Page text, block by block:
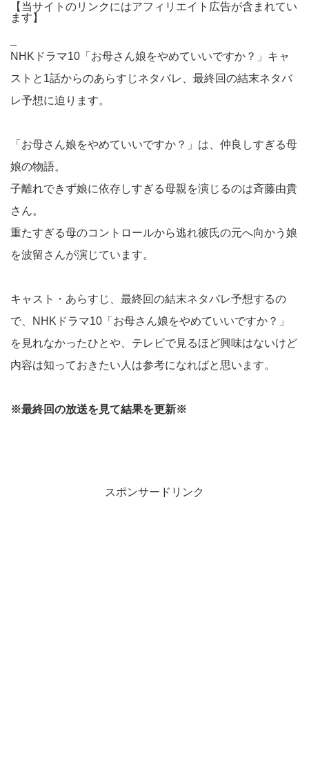
【当サイトのリンクにはアフィリエイト広告が含まれてい
ます】
NHKドラマ10「お母さん娘をやめていいですか？」キャ
ストと1話からのあらすじネタバレ、最終回の結末ネタバ
レ予想に迫ります。
「お母さん娘をやめていいですか？」は、仲良しすぎる母
娘の物語。
子離れできず娘に依存しすぎる母親を演じるのは斉藤由貴
さん。
重たすぎる母のコントロールから逃れ彼氏の元へ向かう娘
を波留さんが演じています。
キャスト・あらすじ、最終回の結末ネタバレ予想するの
で、NHKドラマ10「お母さん娘をやめていいですか？」
を見れなかったひとや、テレビで見るほど興味はないけど
内容は知っておきたい人は参考になればと思います。
※最終回の放送を見て結果を更新※
スポンサードリンク